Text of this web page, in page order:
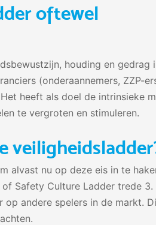
oftewel
houding en gedrag
(onderaannemers, ZZP-
heeft als doel de intrinsieke
te vergroten en stimuleren.
alvast nu op deze eis in te
Safety Culture Ladder trede 3.
andere spelers in de markt.